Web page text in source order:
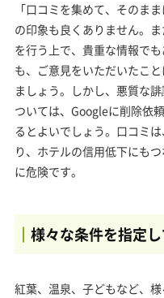
「口コミを集めて、そのま
の印象も良くありません。
を行う上で、貴重な情報で
も、ご意見をいただいたこ
ましょう。しかし、悪質な
ついては、Googleに削除依
るとよいでしょう。口コミ
り、ホテルの信用低下にも
に危険です。
様々な条件を指定
紅葉、温泉、子どもなど、